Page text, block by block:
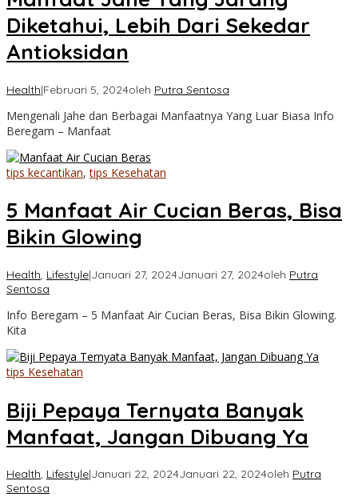
Diketahui, Lebih Dari Sekedar
Antioksidan
Health|Februari 5, 2024oleh Putra Sentosa
Mengenali Jahe dan Berbagai Manfaatnya Yang Luar Biasa Info
Beregam – Manfaat
tips kecantikan,tips Kesehatan
5 Manfaat Air Cucian Beras, Bisa
Bikin Glowing
Health, Lifestyle|Januari 27, 2024Januari 27, 2024oleh Putra
Sentosa
Info Beregam – 5 Manfaat Air Cucian Beras, Bisa Bikin Glowing.
Kita
tips Kesehatan
Biji Pepaya Ternyata Banyak
Manfaat, Jangan Dibuang Ya
Health, Lifestyle|Januari 22, 2024Januari 22, 2024oleh Putra
Sentosa